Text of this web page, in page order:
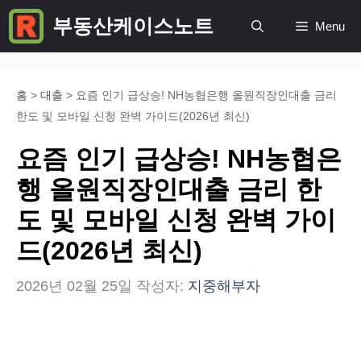
컨
텐
부동산케이스노트 Menu
홈 > 대출 > 요즘 인기 급상승! NH농협은행 올원직장인대출 금리
한도 및 모바일 신청 완벽 가이드(2026년 최신)
요즘 인기 급상승! NH농협은
행 올원직장인대출 금리 한
도 및 모바일 신청 완벽 가이
드(2026년 최신)
2026년 02월 25일 작성자: 지중해부자